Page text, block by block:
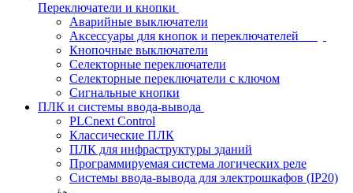
Переключатели и кнопки
Аварийные выключатели
Аксессуары для кнопок и переключателей
Кнопочные выключатели
Селекторные переключатели
Селекторные переключатели с ключом
Сигнальные кнопки
ПЛК и системы ввода-вывода
PLCnext Control
Классические ПЛК
ПЛК для инфраструктуры зданий
Программируемая система логических реле
Системы ввода-вывода для электрошкафов (IP20)